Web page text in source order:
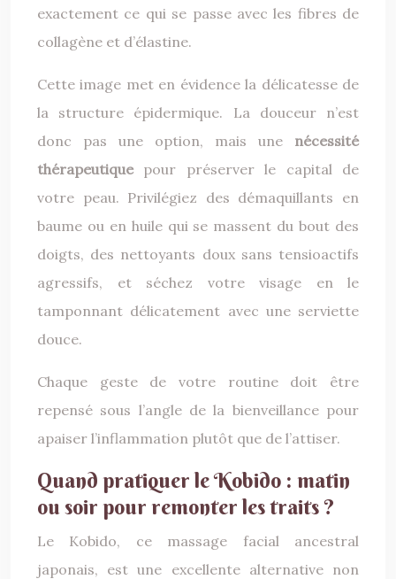
exactement ce qui se passe avec les fibres de
collagène et d’élastine.
Cette image met en évidence la délicatesse de
la structure épidermique. La douceur n’est
donc pas une option, mais une nécessité
thérapeutique pour préserver le capital de
votre peau. Privilégiez des démaquillants en
baume ou en huile qui se massent du bout des
doigts, des nettoyants doux sans tensioactifs
agressifs, et séchez votre visage en le
tamponnant délicatement avec une serviette
douce.
Chaque geste de votre routine doit être
repensé sous l’angle de la bienveillance pour
apaiser l’inflammation plutôt que de l’attiser.
Quand pratiquer le Kobido : matin
ou soir pour remonter les traits ?
Le Kobido, ce massage facial ancestral
japonais, est une excellente alternative non